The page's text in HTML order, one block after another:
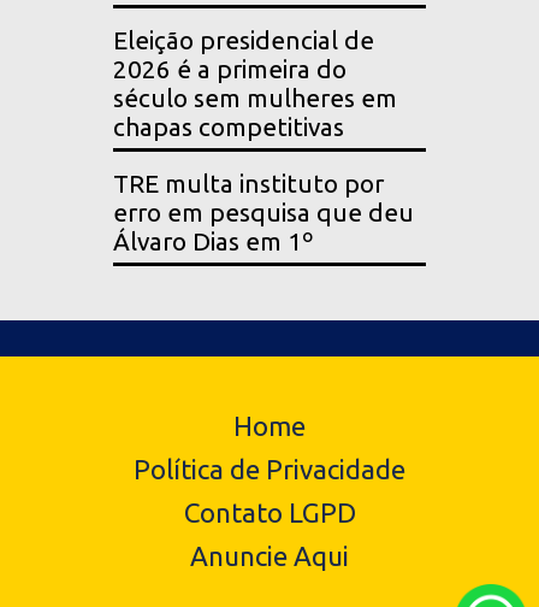
Eleição presidencial de
2026 é a primeira do
século sem mulheres em
chapas competitivas
TRE multa instituto por
erro em pesquisa que deu
Álvaro Dias em 1º
Home
Política de Privacidade
Contato LGPD
Anuncie Aqui